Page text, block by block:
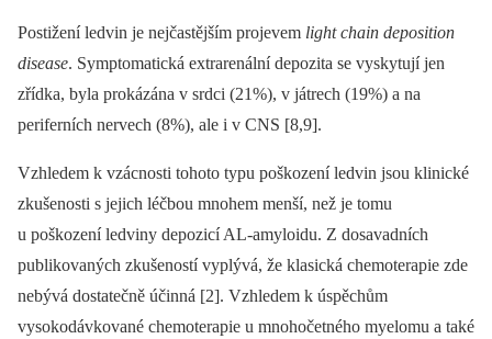
Postižení ledvin je nejčastějším projevem light chain deposition
disease. Symptomatická extrarenální depozita se vyskytují jen
zřídka, byla prokázána v srdci (21%), v játrech (19%) a na
periferních nervech (8%), ale i v CNS [8,9].
Vzhledem k vzácnosti tohoto typu poškození ledvin jsou klinické
zkušenosti s jejich léčbou mnohem menší, než je tomu
u poškození ledviny depozicí AL-amyloidu. Z dosavadních
publikovaných zkušeností vyplývá, že klasická chemoterapie zde
nebývá dostatečně účinná [2]. Vzhledem k úspěchům
vysokodávkované chemoterapie u mnohočetného myelomu a také